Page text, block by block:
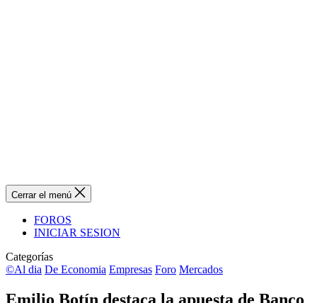
Cerrar el menú
FOROS
INICIAR SESION
Categorías
©Al dia De Economia Empresas Foro Mercados